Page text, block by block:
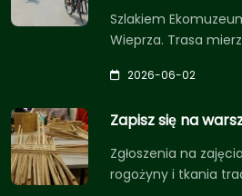
Szlakiem
Wieprza. Trasa
2026-06-02
Zapisz się na
Zgłoszenia na
rogożyny i tkania